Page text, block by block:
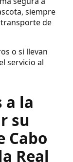
siempre
de
o si llevan
servicio al
a la
su
Cabo
Real